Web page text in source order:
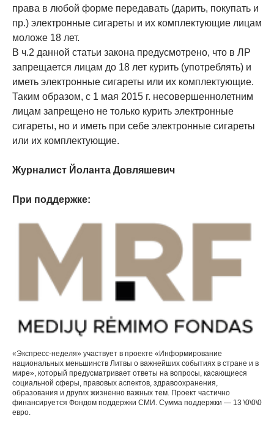
права в любой форме передавать (дарить, покупать и
пр.) электронные сигареты и их комплектующие лицам
моложе 18 лет.
В ч.2 данной статьи закона предусмотрено, что в ЛР
запрещается лицам до 18 лет курить (употреблять) и
иметь электронные сигареты или их комплектующие.
Таким образом, с 1 мая 2015 г. несовершеннолетним
лицам запрещено не только курить электронные
сигареты, но и иметь при себе электронные сигареты
или их комплектующие.
Журналист Йоланта Довляшевич
При поддержке:
«Экспресс-неделя» участвует в проекте «Информирование
национальных меньшинств Литвы о важнейших событиях в стране и в
мире», который предусматривает ответы на вопросы, касающиеся
социальной сферы, правовых аспектов, здравоохранения,
образования и других жизненно важных тем. Проект частично
финансируется Фондом поддержки СМИ. Сумма поддержки — 13 \0\0\0
евро.